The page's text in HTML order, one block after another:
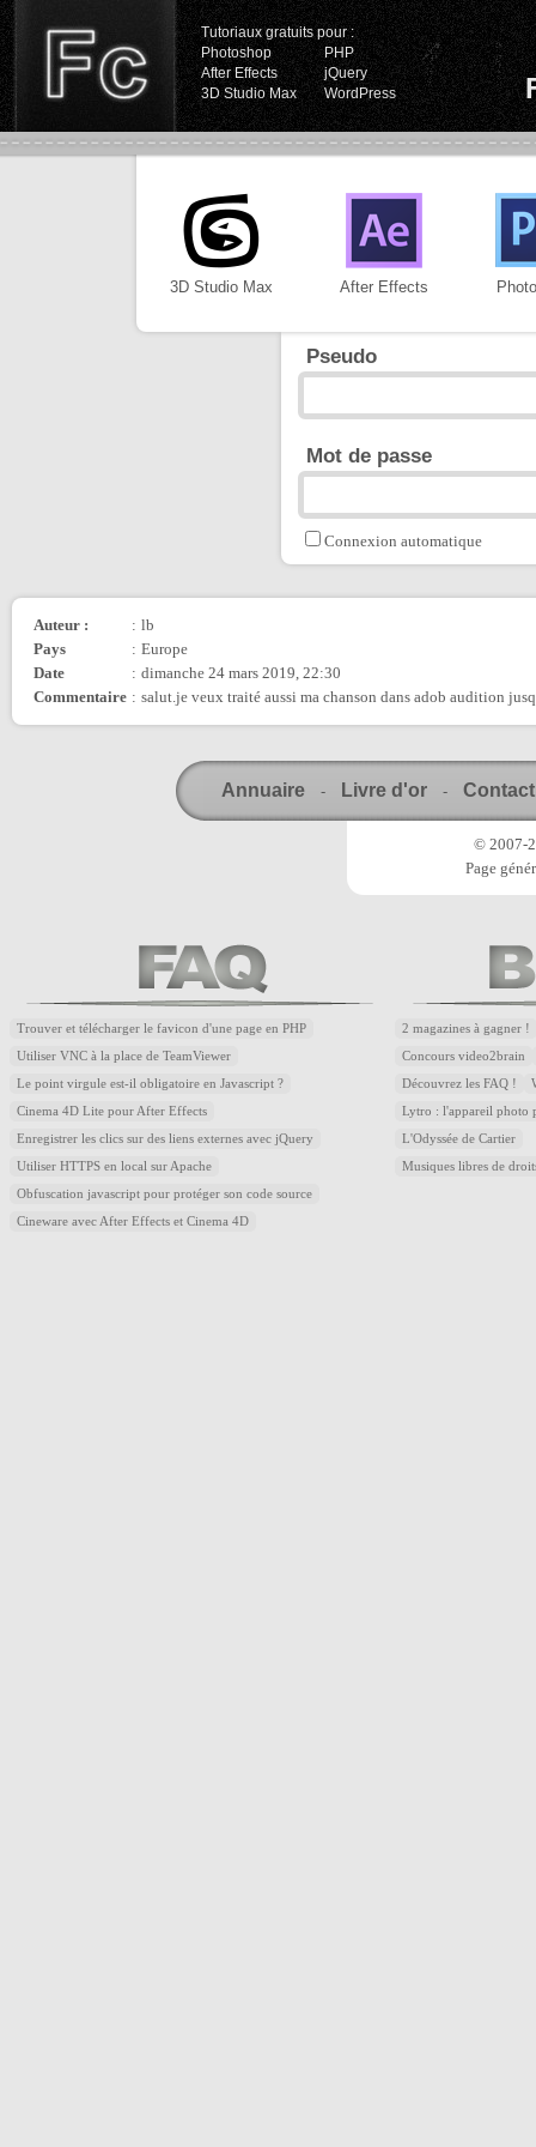
Tutoriaux gratuits pour :
Photoshop
PHP
After Effects
jQuery
3D Studio Max
WordPress
3D Studio Max After Effects
Pseudo
Mot de passe
Connexion automatique
Auteur : : lb
Pays
: Europe
Date
: dimanche 24 mars 2019, 22:30
Commentaire : salut.je veux traité aussi ma chanson dans adob audition
Annuaire - Livre d'or - Contact
© 2007-
Page
Trouver et télécharger le favicon d'une page en PHP
Utiliser VNC à la place de TeamViewer
Le point virgule est-il obligatoire en Javascript ?
Cinema 4D Lite pour After Effects
Enregistrer les clics sur des liens externes avec jQuery
Utiliser HTTPS en local sur Apache
Obfuscation javascript pour protéger son code source
Cineware avec After Effects et Cinema 4D
2 magazines à gagner !
Concours video2brain
Découvrez les FAQ !
Lytro : l'appareil photo
L'Odyssée de Cartier
Musiques libres de